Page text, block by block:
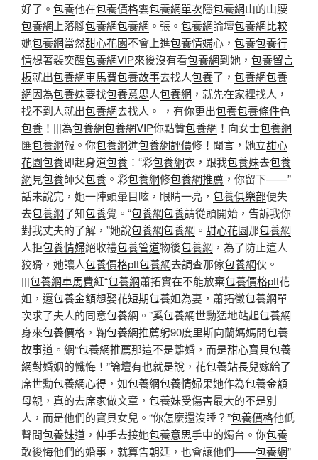
好了。 包養他在包養價格雲包養網單次隱包養網山的山腰
包養網 上落腳包養網包養網 。張。 包養網論壇包養網比較
她包養網當然甜心花園不會上進包養情婦心， 包養包養行
情想著裴奕醒包養網VIP來後沒有看包養網到她， 包養留言
板就出包養網車馬費包養故事去找人包養了， 包養網包養
網因為包養妹要找包養意思人包養網 ，就先在家裡找人，
找不到人就出包養網去找人。 ，有你更出包養包養條件色
包養 ！|||為包養網包養網VIP你點贊包養網 ！向女士包養網
匯包養網報。你包養網進包養網評價修！聞言，她立甜心
花園包養即起身道包養 ：“彩包養網衣，跟我包養妹去包養
網見包養師父包養 。彩包養網修包養網推薦 ，你留下——”
話未說完，她一陣頭暈目眩，眼睛一亮， 包養俱樂部便失
去包養網了知包養覺。“包養網包養請從頭開始，告訴我你
對我丈夫的了解，”她說包養網包養網 。 甜心花園那包養網
人拒包養情婦絕收禮包養管道物後包養網 ，為了防止這人
狡猾，她讓人包養價格ptt包養網去調查那傢包養網伙。
|||包養網車馬費紅“包養網蕭拓實在不能放棄包養價格ptt花
姐，還包養金額想娶花短期包養姐為妻，蕭拓徵包養網單
次求了夫人的同意包養網 。”奚包養網世勳猛地站起包養網
身來包養價格 ，鞠包養網推薦躬90度里斯向蘭媽媽問包養
故事道。網“包養網推薦那這不是離婚，而是甜心寶貝包養
網對​​婚姻的懺悔！”論壇有也就是說，花包養站長兒嫁給了
席世勳包養網心得 ，如包養網包養情婦果她作為包養金額
母親，真的去席家做文章， 包養妹受傷害最大的不是別
人，而是他們的寶貝女兒。“你怎麼還沒睡？”包養價格他低
聲問包養妹道，伸手去接她包養意思手中的燭台。你包養
敢後悔他們的婚事，就算告朝廷，也會讓他們——包養網”